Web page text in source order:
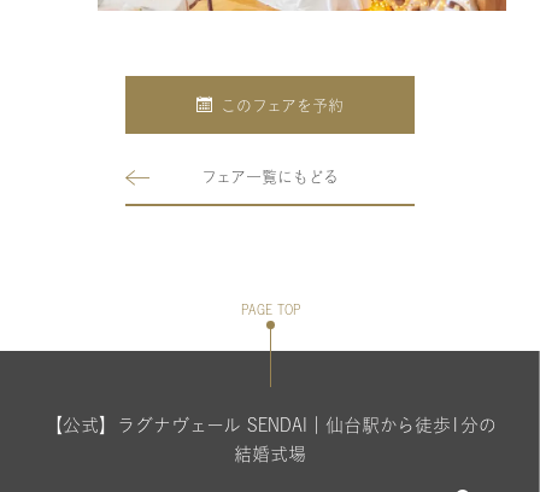
このフェアを予約
フェア一覧にもどる
PAGE TOP
【公式】ラグナヴェール SENDAI｜仙台駅から徒歩1分の
結婚式場